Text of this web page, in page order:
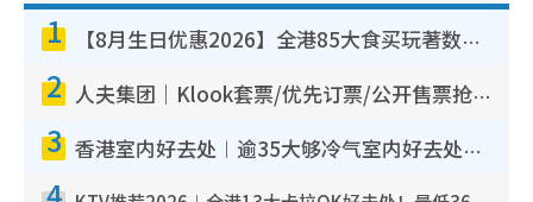
1 【8月生日优惠2026】全港85大食买玩著数攻略 自助餐/火锅放题同行免费＋诚品/DONKI送现金券
2 人夫集团｜Klook套票/优先订票/公开售票抢票攻略！附票价.购票连结.场地座位表
3 香港室内好去处︱逾35大够冷气室内好去处推荐 室内活动免费避雨无惧下雨